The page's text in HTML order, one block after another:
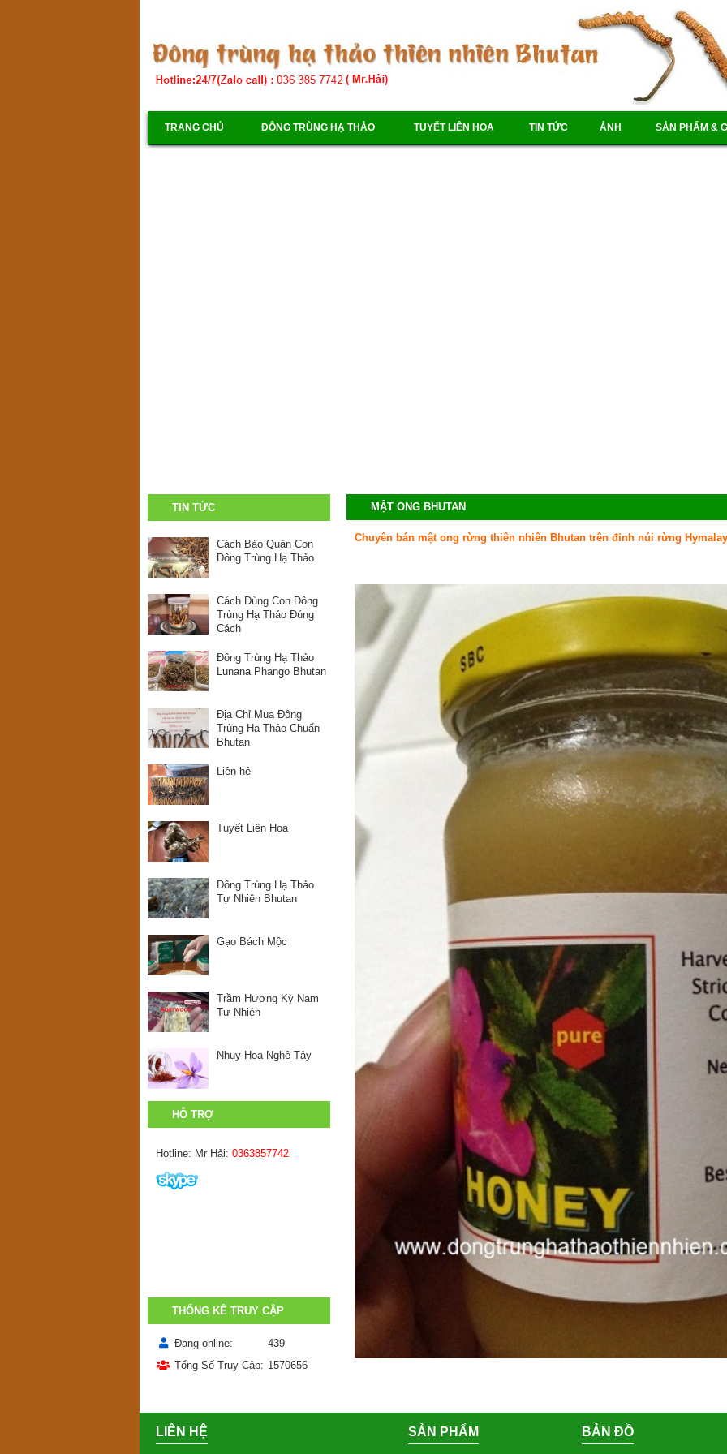
TRANG CHỦ ĐÔNG TRÙNG HẠ THẢO TUYẾT LIÊN HOA TIN TỨC ẢNH SẢN PHẨM &
TIN TỨC
Cách Bảo Quản Con
Đông Trùng Hạ Thảo
Cách Dùng Con Đông
Trùng Hạ Thảo Đúng
Cách
Đông Trùng Hạ Thảo
Lunana Phango Bhutan
Địa Chỉ Mua Đông
Trùng Hạ Thảo Chuẩn
Bhutan
Liên hệ
Tuyết Liên Hoa
Đông Trùng Hạ Thảo
Tự Nhiên Bhutan
Gạo Bách Mộc
Trầm Hương Kỳ Nam
Tự Nhiên
Nhụy Hoa Nghệ Tây
HỖ TRỢ
Hotline: Mr Hải: 0363857742
THỐNG KÊ TRUY CẬP
Đang online
439
Tổng Số Truy Cập
1570656
MẬT ONG BHUTAN
Chuyên bán mật ong rừng thiên nhiên Bhutan trên đỉnh núi rừng
LIÊN HỆ SẢN PHẨM BẢN ĐỒ